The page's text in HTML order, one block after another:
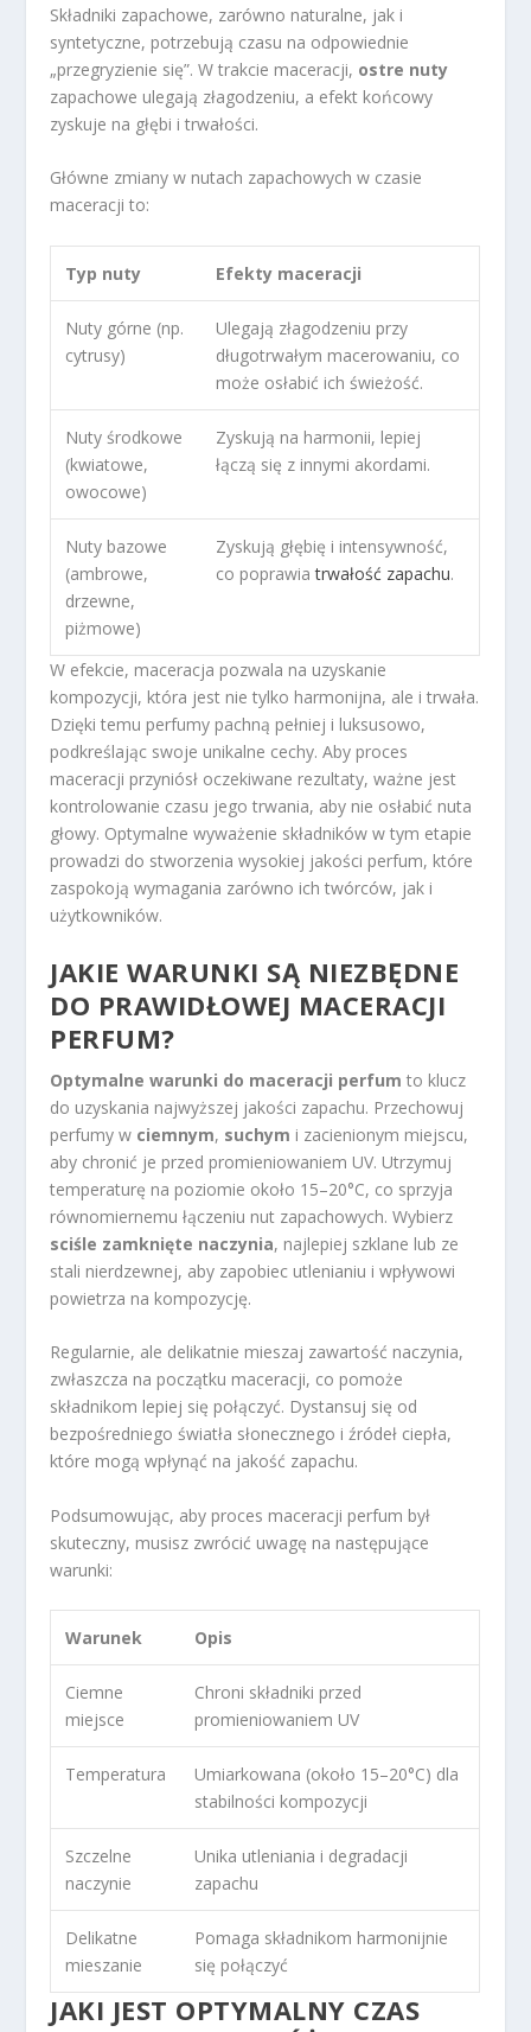
Składniki zapachowe, zarówno naturalne, jak i
syntetyczne, potrzebują czasu na odpowiednie
„przegryzienie się”. W trakcie maceracji, ostre nuty
zapachowe ulegają złagodzeniu, a efekt końcowy
zyskuje na głębi i trwałości.
Główne zmiany w nutach zapachowych w czasie
maceracji to:
Typ nuty Efekty maceracji
Nuty górne (np.
cytrusy)
Ulegają złagodzeniu przy
długotrwałym macerowaniu, co
może osłabić ich świeżość.
Nuty środkowe
(kwiatowe,
owocowe)
Zyskują na harmonii, lepiej
łączą się z innymi akordami.
Nuty bazowe
(ambrowe,
drzewne,
piżmowe)
Zyskują głębię i intensywność,
co poprawiatrwałość zapachu.
W efekcie, maceracja pozwala na uzyskanie
kompozycji, która jest nie tylko harmonijna, ale i trwała.
Dzięki temu perfumy pachną pełniej i luksusowo,
podkreślając swoje unikalne cechy. Aby proces
maceracji przyniósł oczekiwane rezultaty, ważne jest
kontrolowanie czasu jego trwania, aby nie osłabić nuta
głowy. Optymalne wyważenie składników w tym etapie
prowadzi do stworzenia wysokiej jakości perfum, które
zaspokoją wymagania zarówno ich twórców, jak i
użytkowników.
JAKIE WARUNKI SĄ NIEZBĘDNE
DO PRAWIDŁOWEJ MACERACJI
PERFUM?
Optymalne warunki do maceracji perfum to klucz
do uzyskania najwyższej jakości zapachu. Przechowuj
perfumy w ciemnym, suchym i zacienionym miejscu,
aby chronić je przed promieniowaniem UV. Utrzymuj
temperaturę na poziomie około 15–20°C, co sprzyja
równomiernemu łączeniu nut zapachowych. Wybierz
sciśle zamknięte naczynia, najlepiej szklane lub ze
stali nierdzewnej, aby zapobiec utlenianiu i wpływowi
powietrza na kompozycję.
Regularnie, ale delikatnie mieszaj zawartość naczynia,
zwłaszcza na początku maceracji, co pomoże
składnikom lepiej się połączyć. Dystansuj się od
bezpośredniego światła słonecznego i źródeł ciepła,
które mogą wpłynąć na jakość zapachu.
Podsumowując, aby proces maceracji perfum był
skuteczny, musisz zwrócić uwagę na następujące
warunki:
Warunek Opis
Ciemne
miejsce
Chroni składniki przed
promieniowaniem UV
Temperatura
Umiarkowana (około 15–20°C) dla
stabilności kompozycji
Szczelne
naczynie
Unika utleniania i degradacji
zapachu
Delikatne
mieszanie
Pomaga składnikom harmonijnie
się połączyć
JAKI JEST OPTYMALNY CZAS